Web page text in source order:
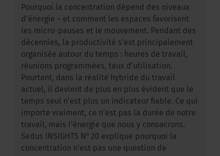
Pourquoi la concentration dépend des niveaux
d’énergie – et comment les espaces favorisent
les micro-pauses et le mouvement. Pendant des
décennies, la productivité s’est principalement
organisée autour du temps : heures de travail,
réunions programmées, taux d’utilisation.
Pourtant, dans la réalité hybride du travail
actuel, il devient de plus en plus évident que le
temps seul n’est plus un indicateur fiable. Ce qui
importe vraiment, ce n’est pas la durée de notre
travail, mais l’énergie que nous y consacrons.
Sedus INSIGHTS Nº 20 explique pourquoi la
concentration n’est pas une question de